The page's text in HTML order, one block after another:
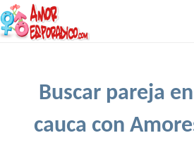
Buscar pareja
cauca con